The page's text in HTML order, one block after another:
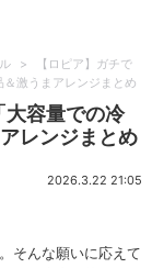
>
【ロピア】ガチで
激うまアレンジまとめ
大容量での冷
レンジまとめ
2026.3.22 21:05
そんな願いに応えて